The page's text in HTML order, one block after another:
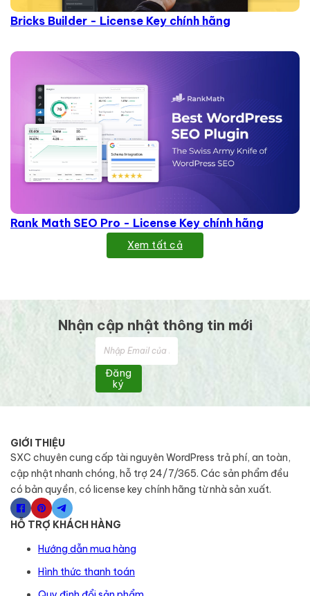
Bricks Builder - License Key chính hãng
Rank Math SEO Pro - License Key chính hãng
Xem tất cả
Nhận cập nhật thông tin mới
Đăng
ký
GIỚI THIỆU
SXC chuyên cung cấp tài nguyên WordPress trả phí, an toàn,
cập nhật nhanh chóng, hỗ trợ 24/7/365. Các sản phẩm đều
có bản quyền, có license key chính hãng từ nhà sản xuất.
HỖ TRỢ KHÁCH HÀNG
Hướng dẫn mua hàng
Hình thức thanh toán